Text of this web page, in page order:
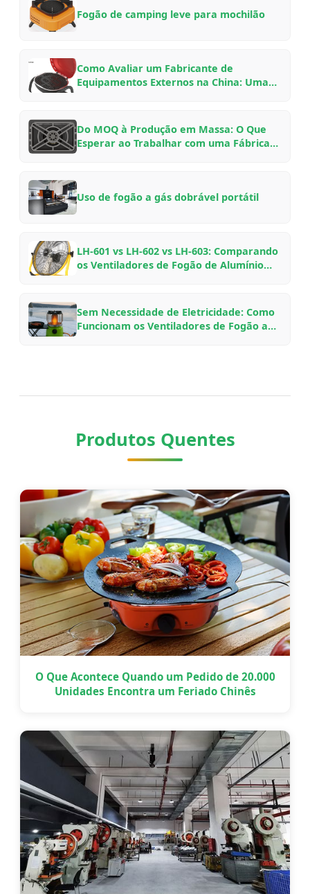
Fogão de camping leve para mochilão
Como Avaliar um Fabricante de
Equipamentos Externos na China: Uma
Do MOQ à Produção em Massa: O Que
Esperar ao Trabalhar com uma Fábrica
Uso de fogão a gás dobrável portátil
LH-601 vs LH-602 vs LH-603: Comparando
os Ventiladores de Fogão de Alumínio
Sem Necessidade de Eletricidade: Como
Funcionam os Ventiladores de Fogão a
Produtos Quentes
O Que Acontece Quando um Pedido de 20.000
Unidades Encontra um Feriado Chinês